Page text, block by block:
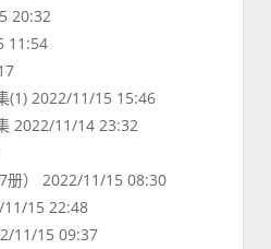
20:32
11:54
(1) 2022/11/15 15:46
2022/11/14 23:32
册） 2022/11/15 08:30
11/15 22:48
11/15 09:37